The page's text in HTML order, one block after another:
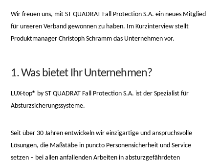
Wir freuen uns, mit ST QUADRAT Fall Protection S.A. ein neues Mitglied
für unseren Verband gewonnen zu haben. Im Kurzinterview stellt
Produktmanager Christoph Schramm das Unternehmen vor.
1. Was bietet Ihr Unternehmen?
LUX-top® by ST QUADRAT Fall Protection S.A. ist der Spezialist für
Absturzsicherungssysteme.
relaisvih12
Seit über 30 Jahren entwickeln wir einzigartige und anspruchsvolle
Lösungen, die Maßstäbe in puncto Personensicherheit und Service
setzen – bei allen anfallenden Arbeiten in absturzgefährdeten